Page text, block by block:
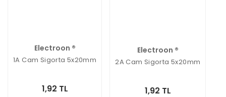
Electroon ®
1A Cam Sigorta 5x20mm
1,92 TL
Electroon ®
2A Cam Sigorta 5x20mm
1,92 TL